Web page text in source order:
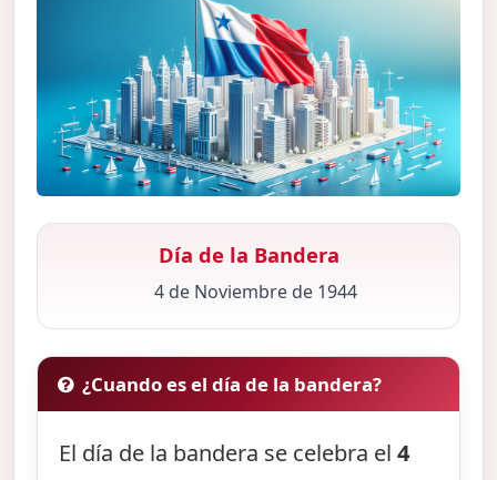
Día de la Bandera
4 de Noviembre de 1944
¿Cuando es el día de la bandera?
El día de la bandera se celebra el4